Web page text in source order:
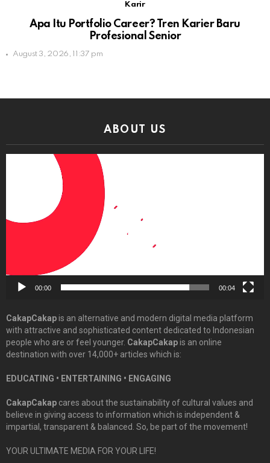
Karir
Apa Itu Portfolio Career? Tren Karier Baru
Profesional Senior
August 3, 2026, 11:37 pm
ABOUT US
00:00 00:04
CakapCakapis an alternative and modern digital media platform
with attractive and sophisticated content dedicated to Indonesian
people who are or feel younger. CakapCakapis an online
destination with over 14,000+ articles which is:
EDUCATING • ENTERTAINING • ENGAGING
CakapCakap cares about the sustainability of cultural values and
believe in giving access to information which is independent &
impartial, transparent & balanced. So, be part of the movement!
YOUR ULTIMATE MEDIA FOR YOUR LIFE!